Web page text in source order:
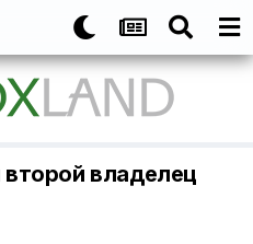
владелец